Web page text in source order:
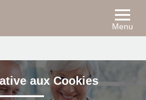
Menu
aux Cookies